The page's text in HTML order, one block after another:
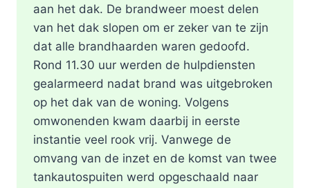
aan het dak. De brandweer moest delen
van het dak slopen om er zeker van te zijn
dat alle brandhaarden waren gedoofd.
Rond 11.30 uur werden de hulpdiensten
gealarmeerd nadat brand was uitgebroken
op het dak van de woning. Volgens
omwonenden kwam daarbij in eerste
instantie veel rook vrij. Vanwege de
omvang van de inzet en de komst van twee
tankautospuiten werd opgeschaald naar